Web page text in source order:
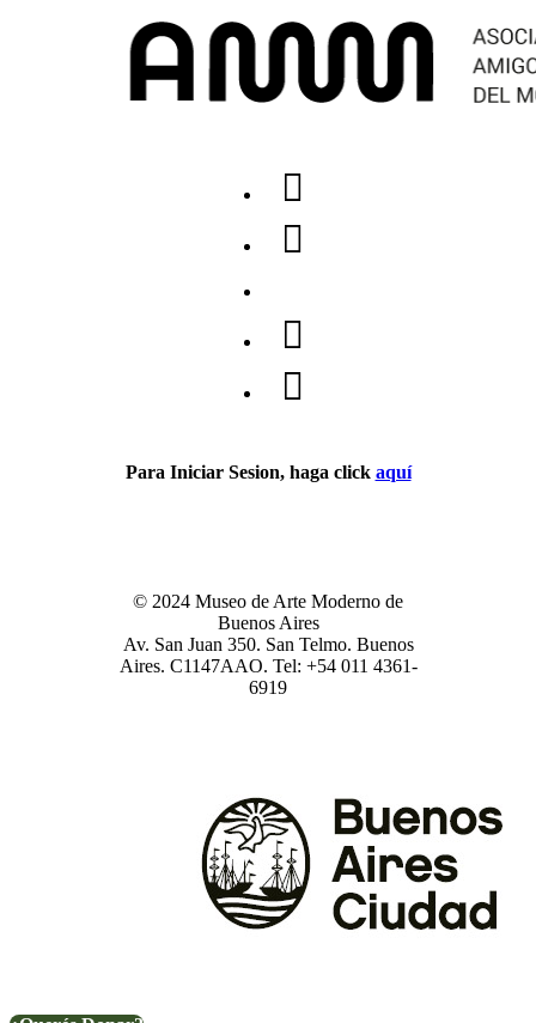
Para Iniciar Sesion, haga click aquí
© 2024 Museo de Arte Moderno de
Buenos Aires
Av. San Juan 350. San Telmo. Buenos
Aires. C1147AAO. Tel: +54 011 4361-
6919